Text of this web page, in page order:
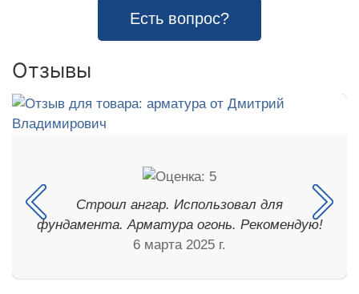
Есть вопрос?
Отзывы
Строил ангар. Использовал для
фундамента. Арматура огонь. Рекомендую!
6 марта 2025 г.